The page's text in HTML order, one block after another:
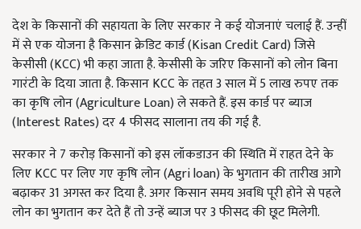
देश के किसानों की सहायता के लिए सरकार ने कई योजनाएं चलाई हैं. उन्हीं
में से एक योजना है किसान क्रेडिट कार्ड (Kisan Credit Card) जिसे
केसीसी (KCC) भी कहा जाता है. केसीसी के जरिए किसानों को लोन बिना
गारंटी के दिया जाता है. किसान KCC के तहत 3 साल में 5 लाख रुपए तक
का कृषि लोन (Agriculture Loan) ले सकते हैं. इस कार्ड पर ब्याज
(Interest Rates) दर 4 फीसद सालाना तय की गई है.
सरकार ने 7 करोड़ किसानों को इस लॉकडाउन की स्थिति में राहत देने के
लिए KCC पर लिए गए कृषि लोन (Agri loan) के भुगतान की तारीख आगे
बढ़ाकर 31 अगस्त कर दिया है. अगर किसान समय अवधि पूरी होने से पहले
लोन का भुगतान कर देते हैं तो उन्हें ब्याज पर 3 फीसद की छूट मिलेगी.